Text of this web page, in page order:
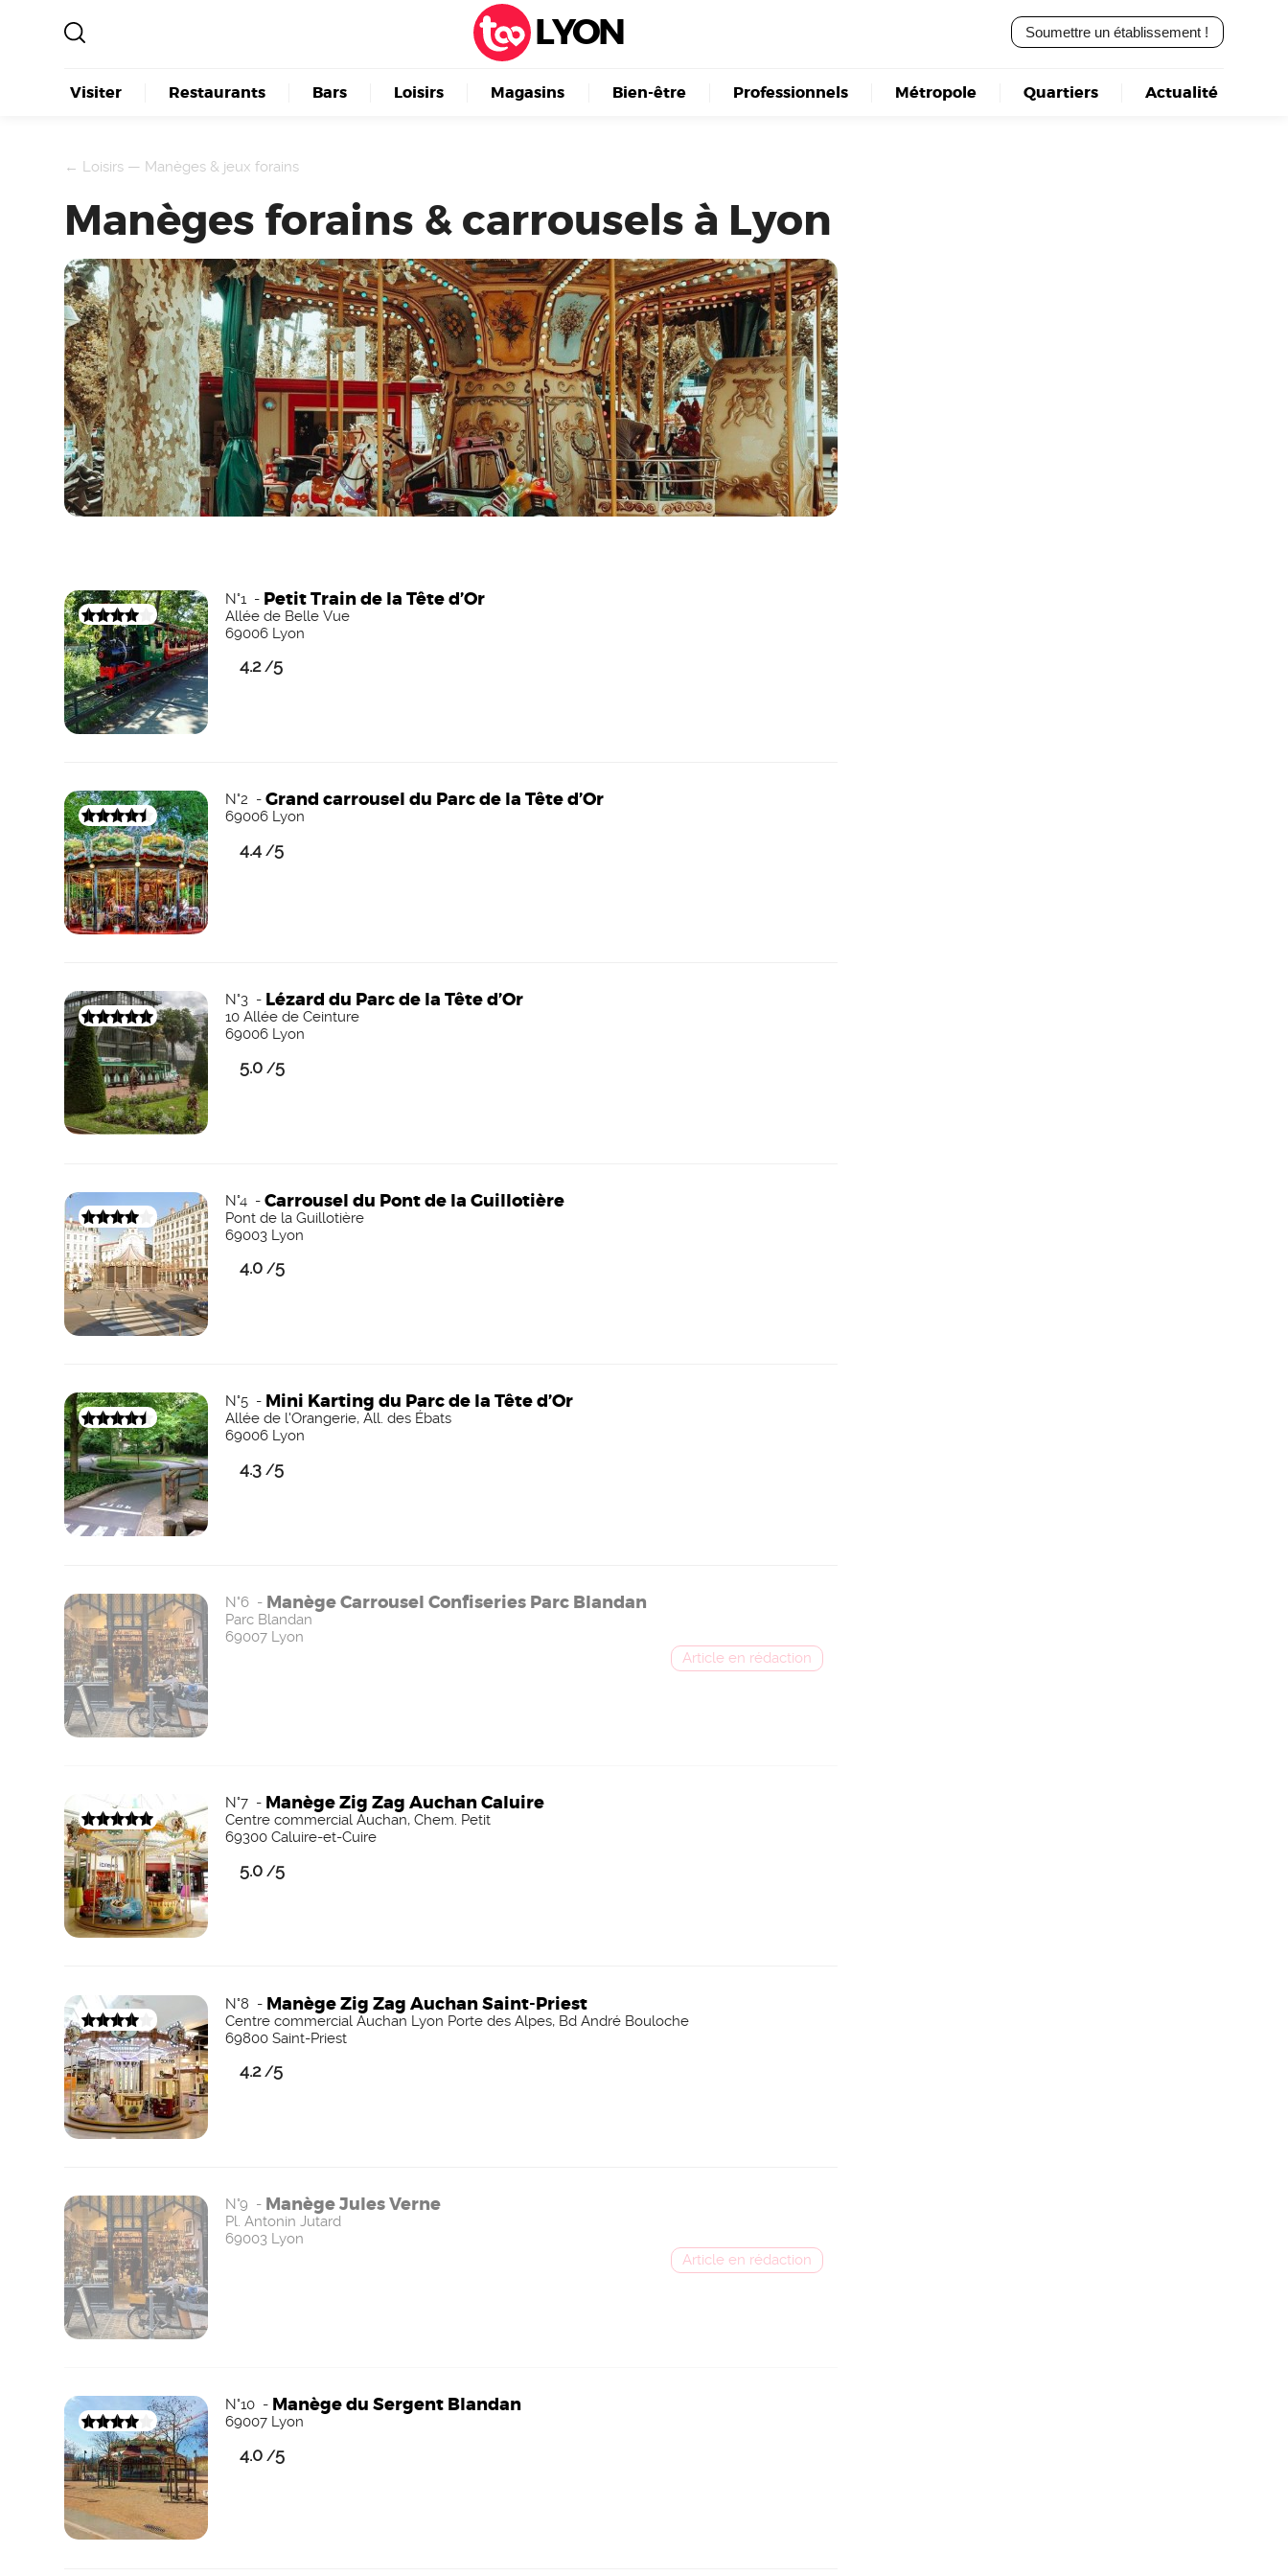
LYON Soumettre un établissement !
Visiter Restaurants Bars Loisirs Magasins Bien-être Professionnels Métropole Quartiers Actualité
← Loisirs — Manèges & jeux forains
Manèges forains & carrousels à Lyon
N°1 - Petit Train de la Tête d’Or
Allée de Belle Vue
69006 Lyon
4.2/5
N°2 -Grand carrousel du Parc de la Tête d’Or
69006 Lyon
4.4 /5
N°3 - Lézard du Parc de la Tête d’Or
10 Allée de Ceinture
69006 Lyon
5.0 /5
N°4 -Carrousel du Pont de la Guillotière
Pont de la Guillotière
69003 Lyon
4.0 /5
N°5 - Mini Karting du Parc de la Tête d’Or
Allée de l'Orangerie, All. des Ébats
69006 Lyon
4.3 /5
N°6 - Manège Carrousel Confiseries Parc Blandan
Parc Blandan
69007 Lyon
N°7 - Manège Zig Zag Auchan Caluire
Centre commercial Auchan, Chem. Petit
69300 Caluire-et-Cuire
5.0 /5
N°8 - Manège Zig Zag Auchan Saint-Priest
Centre commercial Auchan Lyon Porte des Alpes, Bd André Bouloche
69800 Saint-Priest
4.2/5
N°9 - Manège Jules Verne
Pl. Antonin Jutard
69003 Lyon
N°10 - Manège du Sergent Blandan
69007 Lyon
4.0 /5